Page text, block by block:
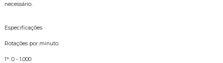
necessário.
Especificações
Rotações por minuto:
1ª: 0 - 1.000